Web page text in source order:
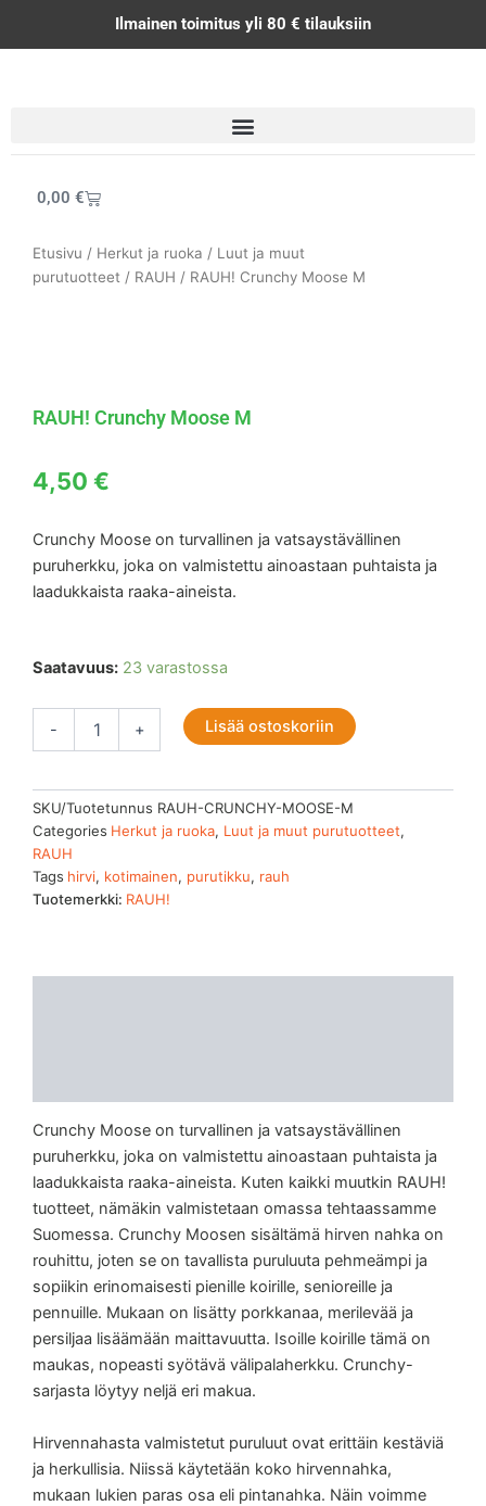
Ilmainen toimitus yli 80 € tilauksiin
0,00 €Cart
Etusivu / Herkut ja ruoka / Luut ja muut
purutuotteet / RAUH / RAUH! Crunchy Moose M
RAUH! Crunchy Moose M
4,50 €
Crunchy Moose on turvallinen ja vatsaystävällinen
puruherkku, joka on valmistettu ainoastaan puhtaista ja
laadukkaista raaka-aineista.
Saatavuus: 23 varastossa
-
RAUH!
Moose
määrä
+ Lisää ostoskoriin
SKU/Tuotetunnus RAUH-CRUNCHY-MOOSE-M
Categories Herkut ja ruoka, Luut ja muut purutuotteet,
RAUH
Tags hirvi, kotimainen, purutikku, rauh
Tuotemerkki: RAUH!
Crunchy Moose on turvallinen ja vatsaystävällinen
puruherkku, joka on valmistettu ainoastaan puhtaista ja
laadukkaista raaka-aineista. Kuten kaikki muutkin RAUH!
tuotteet, nämäkin valmistetaan omassa tehtaassamme
Suomessa. Crunchy Moosen sisältämä hirven nahka on
rouhittu, joten se on tavallista puruluuta pehmeämpi ja
sopiikin erinomaisesti pienille koirille, senioreille ja
pennuille. Mukaan on lisätty porkkanaa, merilevää ja
persiljaa lisäämään maittavuutta. Isoille koirille tämä on
maukas, nopeasti syötävä välipalaherkku. Crunchy-
sarjasta löytyy neljä eri makua.
Hirvennahasta valmistetut puruluut ovat erittäin kestäviä
ja herkullisia. Niissä käytetään koko hirvennahka,
mukaan lukien paras osa eli pintanahka. Näin voimme